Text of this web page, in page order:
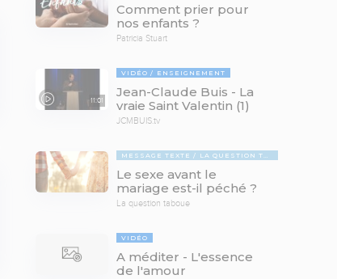
Comment prier pour
nos enfants ?
Patricia Stuart
11:01
VIDÉO ENSEIGNEMENT
Jean-Claude Buis - La
vraie Saint Valentin (1)
JCMBUIS.tv
MESSAGE TEXTE LA QUESTION TABOUE
Le sexe avant le
mariage est-il péché ?
La question taboue
VIDÉO
A méditer - L'essence
de l'amour